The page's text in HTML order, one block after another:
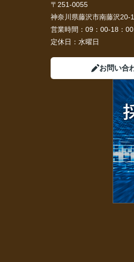
〒251-0055
神奈川県藤沢市南藤沢20-
営業時間： 09：00-18：00
定休日： 水曜日
お問い合